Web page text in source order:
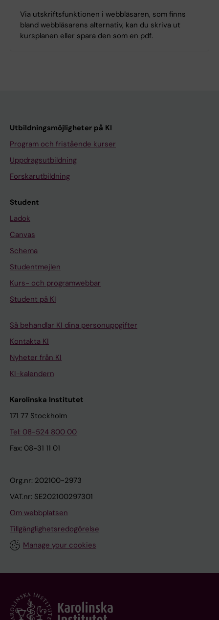
Via utskriftsfunktionen i webbläsaren, som finns
bland webbläsarens alternativ, kan du skriva ut
kursplanen eller spara den som en pdf.
Utbildningsmöjligheter på KI
Program och fristående kurser
Uppdragsutbildning
Forskarutbildning
Student
Ladok
Canvas
Schema
Studentmejlen
Kurs- och programwebbar
Student på KI
Så behandlar KI dina personuppgifter
Kontakta KI
Nyheter från KI
KI-kalendern
Karolinska Institutet
171 77 Stockholm
Tel: 08-524 800 00
Fax: 08-31 11 01
Org.nr: 202100-2973
VAT.nr: SE202100297301
Om webbplatsen
Tillgänglighetsredogörelse
Manage your cookies